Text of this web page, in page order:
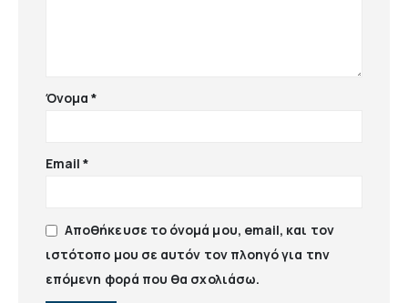
Όνομα*
Email*
Αποθήκευσε το όνομά μου, email, και τον
ιστότοπο μου σε αυτόν τον πλοηγό για την
επόμενη φορά που θα σχολιάσω.